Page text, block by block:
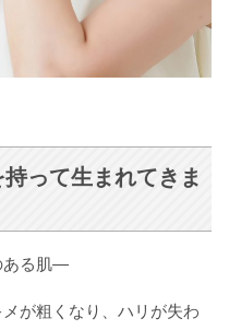
って生まれてきま
ある肌―
が粗くなり、ハリが失わ